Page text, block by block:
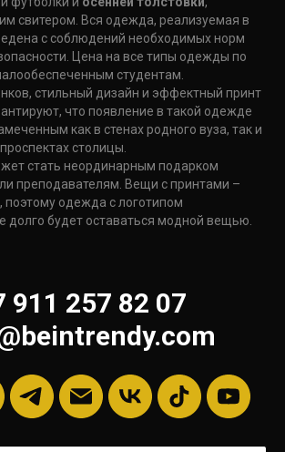
свитером. Вся одежда, реализуемая в
с соблюдений необходимых норм
Цена на все типы одежды по
студентам.
стильный дизайн и эффектный принт
что появление в такой одежде
как в стенах родного вуза, так и
столицы.
стать неординарным подарком
преподавателям. Вещи с принтами –
поэтому одежда с логотипом
долго будет оставаться модной вещью.
911 257 82 07